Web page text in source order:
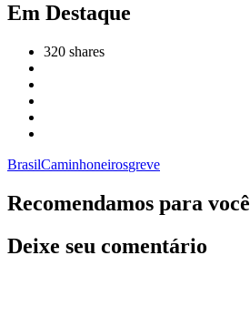
Em Destaque
320 shares
BrasilCaminhoneirosgreve
Recomendamos para você
Deixe seu comentário